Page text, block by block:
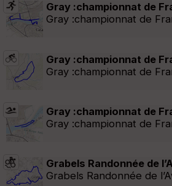
Gray :championnat de
Gray :championnat de
Gray :championnat de
Gray :championnat de
Gray :championnat de
Gray :championnat de
Grabels Randonnée de
Grabels Randonnée de